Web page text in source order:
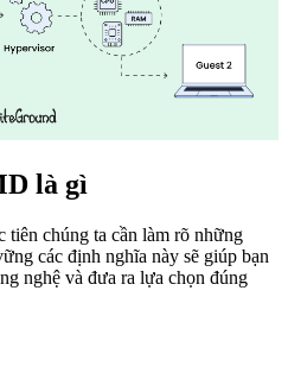
là gì
chúng ta cần làm rõ những
các định nghĩa này sẽ giúp bạn
nghệ và đưa ra lựa chọn đúng